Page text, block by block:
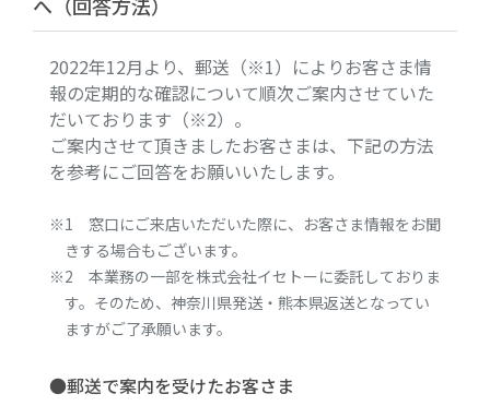
2022年12月より、郵送（※1）によりお客さま情
報の定期的な確認について順次ご案内させていた
だいております（※2）。
ご案内させて頂きましたお客さまは、下記の方法
を参考にご回答をお願いいたします。
※1 窓口にご来店いただいた際に、お客さま情報をお聞
きする場合もございます。
※2 本業務の一部を株式会社イセトーに委託しておりま
す。そのため、神奈川県発送・熊本県返送となってい
ますがご了承願います。
●郵送で案内を受けたお客さま